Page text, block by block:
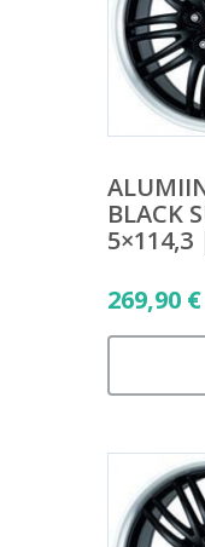
BLACK
5×114,3
269,90 €